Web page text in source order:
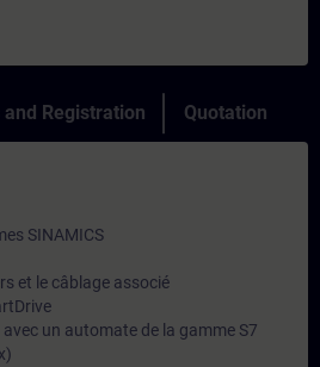
and Registration Quotation
SINAMICS
et le câblage associé
un automate de la gamme S7